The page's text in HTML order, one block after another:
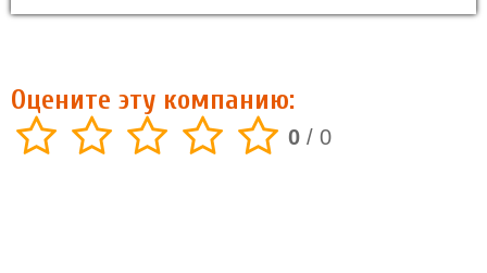
Оцените эту компанию:
0 / 0